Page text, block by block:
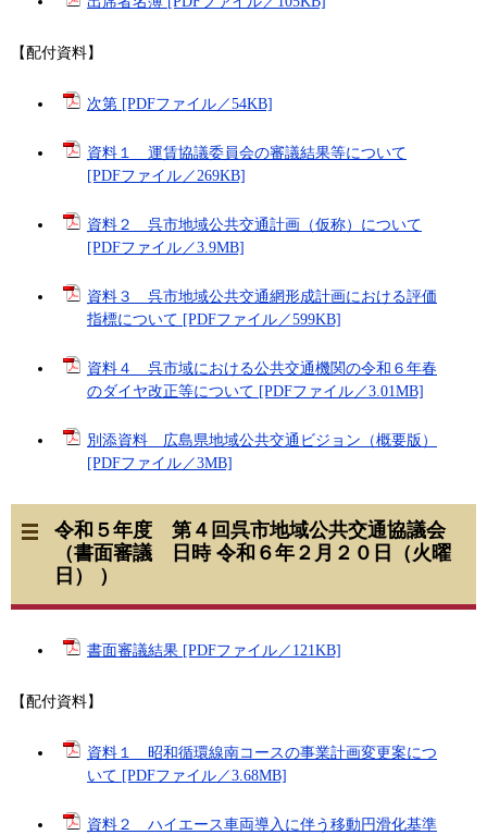
【配付資料】
次第 [PDFファイル／54KB]
資料１ 運賃協議委員会の審議結果等について
[PDFファイル／269KB]
資料２ 呉市地域公共交通計画（仮称）について
[PDFファイル／3.9MB]
資料３ 呉市地域公共交通網形成計画における評価
指標について [PDFファイル／599KB]
資料４ 呉市域における公共交通機関の令和６年春
のダイヤ改正等について [PDFファイル／3.01MB]
別添資料 広島県地域公共交通ビジョン（概要版）
[PDFファイル／3MB]
令和５年度 第４回呉市地域公共交通協議会
（書面審議 日時 令和６年２月２０日（火曜
日） ）
書面審議結果 [PDFファイル／121KB]
【配付資料】
資料１ 昭和循環線南コースの事業計画変更案につ
いて [PDFファイル／3.68MB]
資料２ ハイエース車両導入に伴う移動円滑化基準